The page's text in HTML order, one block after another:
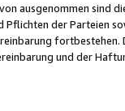
ausgenommen sind
der Parteien
und der